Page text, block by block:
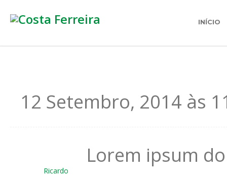
INÍCIO
12 Setembro, 2014 às
Ricardo
Lorem ipsum